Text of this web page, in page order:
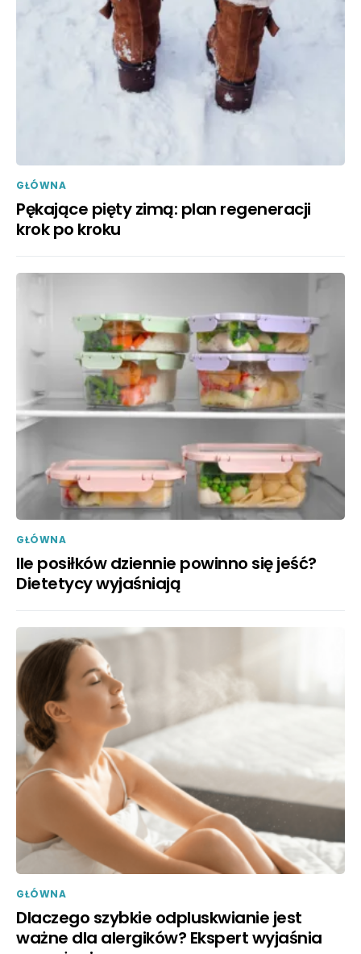
GŁÓWNA
Pękające pięty zimą: plan regeneracji
krok po kroku
GŁÓWNA
Ile posiłków dziennie powinno się jeść?
Dietetycy wyjaśniają
GŁÓWNA
Dlaczego szybkie odpluskwianie jest
ważne dla alergików? Ekspert wyjaśnia